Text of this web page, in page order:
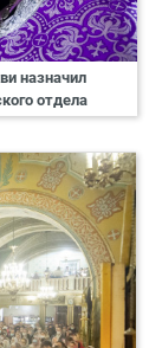
назначил
отдела